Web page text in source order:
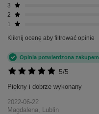
3
2
1
Kliknij ocenę aby filtrować opinie
5/5
Opinia potwierdzona zakupem
Piękny i dobrze wykonany
2022-06-22
Magdalena, Lublin